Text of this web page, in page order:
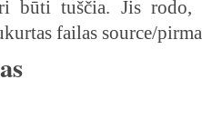
būti tuščia. Jis
failas source/